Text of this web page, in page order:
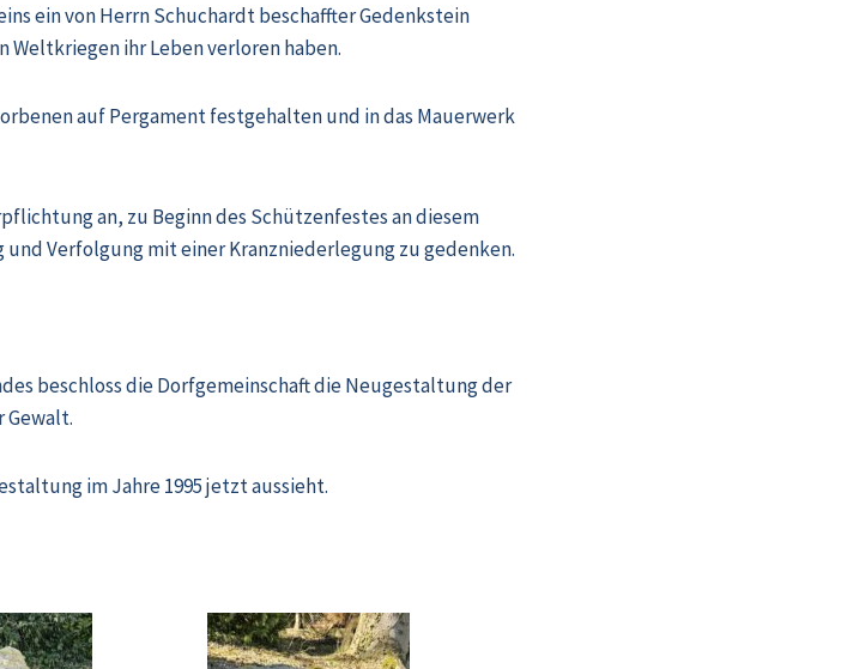
ein von Herrn Schuchardt beschaffter Gedenkstein
Weltkriegen ihr Leben verloren haben.
auf Pergament festgehalten und in das Mauerwerk
an, zu Beginn des Schützenfestes an diesem
Verfolgung mit einer Kranzniederlegung zu gedenken.
beschloss die Dorfgemeinschaft die Neugestaltung der
Gewalt.
im Jahre 1995 jetzt aussieht.